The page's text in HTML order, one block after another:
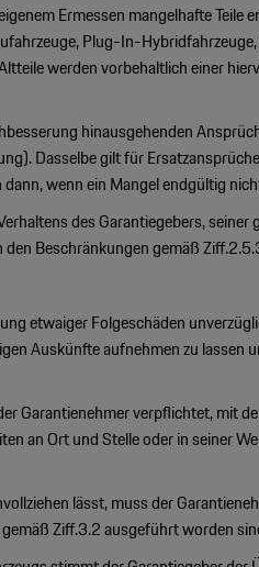
Ermessen mangelhafte
Plug-In-
werden vorbehaltlich einer
hinausgehenden
Dasselbe gilt für
wenn ein Mangel endgültig
des Garantiegebers,
Beschränkungen gemäß
etwaiger Folgeschäden
Auskünfte aufnehmen zu
Garantienehmer verpflichtet, mit
an Ort und Stelle oder in seiner
lässt, muss der
Ziff.3.2 ausgeführt worden